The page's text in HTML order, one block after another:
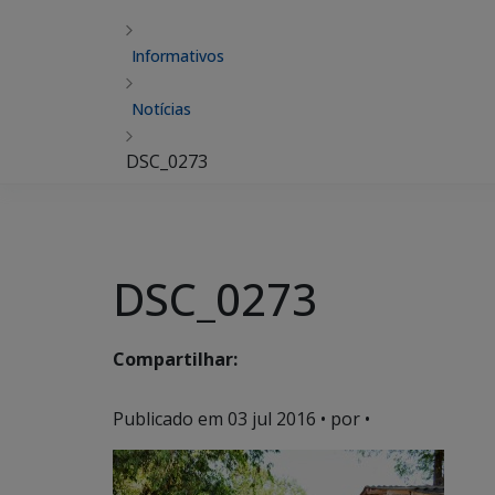
Informativos
Notícias
DSC_0273
DSC_0273
Compartilhar:
Publicado em 03 jul 2016 • por •